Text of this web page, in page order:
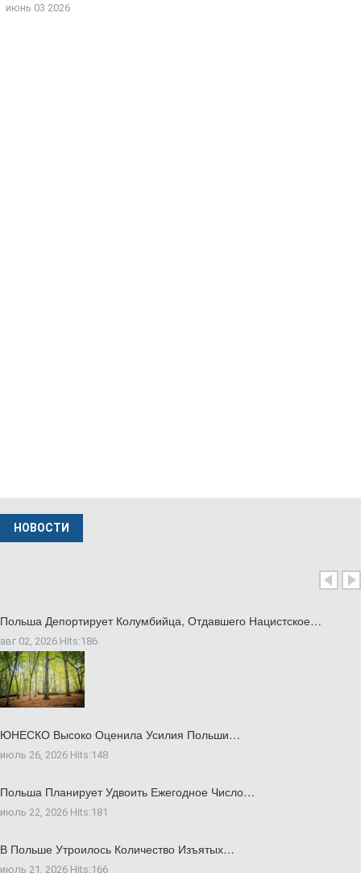
июнь 03 2026
мая 18 2026
НОВОСТИ
Польша Депортирует Колумбийца, Отдавшего Нацистское…
авг 02, 2026 Hits:186
ЮНЕСКО Высоко Оценила Усилия Польши…
июль 26, 2026 Hits:148
Польша Планирует Удвоить Ежегодное Число…
июль 22, 2026 Hits:181
В Польше Утроилось Количество Изъятых…
июль 21, 2026 Hits:166